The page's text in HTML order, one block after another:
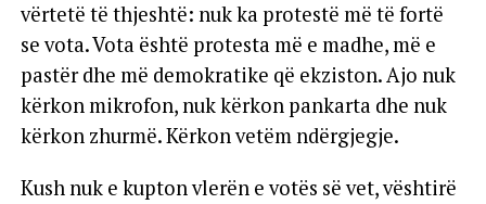
vërtetë të thjeshtë: nuk ka protestë më të fortë
se vota. Vota është protesta më e madhe, më e
pastër dhe më demokratike që ekziston. Ajo nuk
kërkon mikrofon, nuk kërkon pankarta dhe nuk
kërkon zhurmë. Kërkon vetëm ndërgjegje.
Kush nuk e kupton vlerën e votës së vet, vështirë